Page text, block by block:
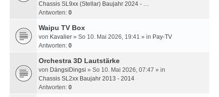
Chassis SL9xx (Stellar) Baujahr 2024 - …
Antworten: 0
Waipu TV Box
von Kavalier » So 10. Mai 2026, 19:41 » in Pay-TV
Antworten: 0
Orchestra 3D Lautstärke
von DängsiDingsi » So 10. Mai 2026, 07:47 » in
Chassis SL2xx Baujahr 2013 - 2014
Antworten: 0